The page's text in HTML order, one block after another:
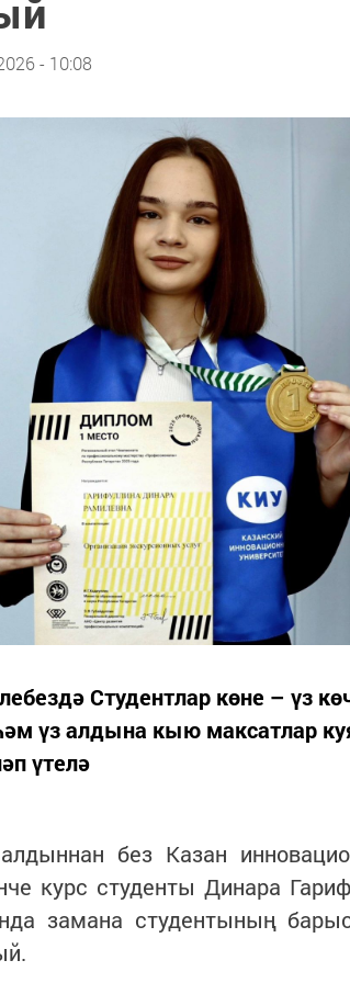
- 10:08
Студентлар көне – үз
үз алдына кыю максатлар
үтелә
без Казан
курс студенты Динара
замана студентының